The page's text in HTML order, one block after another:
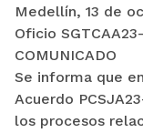
Medellín, 13 de
Oficio SGTCAA23-
COMUNICADO
Se informa que
Acuerdo
los procesos